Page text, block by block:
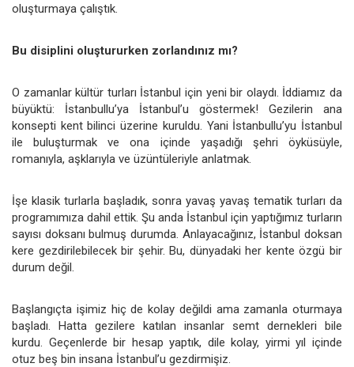
oluşturmaya çalıştık.
Bu disiplini oluştururken zorlandınız mı?
O zamanlar kültür turları İstanbul için yeni bir olaydı. İddiamız da
büyüktü: İstanbullu’ya İstanbul’u göstermek! Gezilerin ana
konsepti kent bilinci üzerine kuruldu. Yani İstanbullu’yu İstanbul
ile buluşturmak ve ona içinde yaşadığı şehri öyküsüyle,
romanıyla, aşklarıyla ve üzüntüleriyle anlatmak.
İşe klasik turlarla başladık, sonra yavaş yavaş tematik turları da
programımıza dahil ettik. Şu anda İstanbul için yaptığımız turların
sayısı doksanı bulmuş durumda. Anlayacağınız, İstanbul doksan
kere gezdirilebilecek bir şehir. Bu, dünyadaki her kente özgü bir
durum değil.
Başlangıçta işimiz hiç de kolay değildi ama zamanla oturmaya
başladı. Hatta gezilere katılan insanlar semt dernekleri bile
kurdu. Geçenlerde bir hesap yaptık, dile kolay, yirmi yıl içinde
otuz beş bin insana İstanbul’u gezdirmişiz.